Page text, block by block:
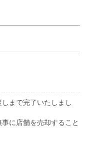
まで完了いたしまし
に店舗を売却すること